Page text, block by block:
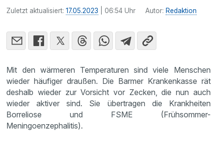
Zuletzt aktualisiert:17.05.2023 | 06:54 Uhr Autor: Redaktion
Mit den wärmeren Temperaturen sind viele Menschen
wieder häufiger draußen. Die Barmer Krankenkasse rät
deshalb wieder zur Vorsicht vor Zecken, die nun auch
wieder aktiver sind. Sie übertragen die Krankheiten
Borreliose und FSME (Frühsommer-
Meningoenzephalitis).